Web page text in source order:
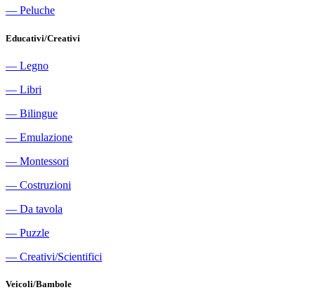
― Peluche
Educativi/Creativi
― Legno
― Libri
― Bilingue
― Emulazione
― Montessori
― Costruzioni
― Da tavola
― Puzzle
― Creativi/Scientifici
Veicoli/Bambole